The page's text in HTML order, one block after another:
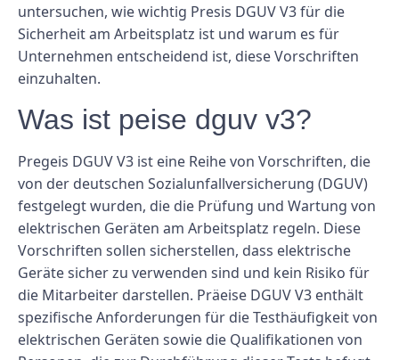
untersuchen, wie wichtig Presis DGUV V3 für die
Sicherheit am Arbeitsplatz ist und warum es für
Unternehmen entscheidend ist, diese Vorschriften
einzuhalten.
Was ist peise dguv v3?
Pregeis DGUV V3 ist eine Reihe von Vorschriften, die
von der deutschen Sozialunfallversicherung (DGUV)
festgelegt wurden, die die Prüfung und Wartung von
elektrischen Geräten am Arbeitsplatz regeln. Diese
Vorschriften sollen sicherstellen, dass elektrische
Geräte sicher zu verwenden sind und kein Risiko für
die Mitarbeiter darstellen. Präeise DGUV V3 enthält
spezifische Anforderungen für die Testhäufigkeit von
elektrischen Geräten sowie die Qualifikationen von